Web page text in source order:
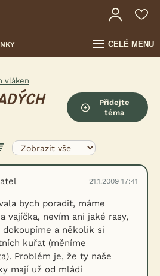
CELÉ MENU
vláken
Přidejte
téma
21.1.2009 17:41
bych poradit, máme
vajíčka, nevím ani jaké rasy,
a několik si
kuřat (měníme
Problém je, že ty naše
mají už od mládí